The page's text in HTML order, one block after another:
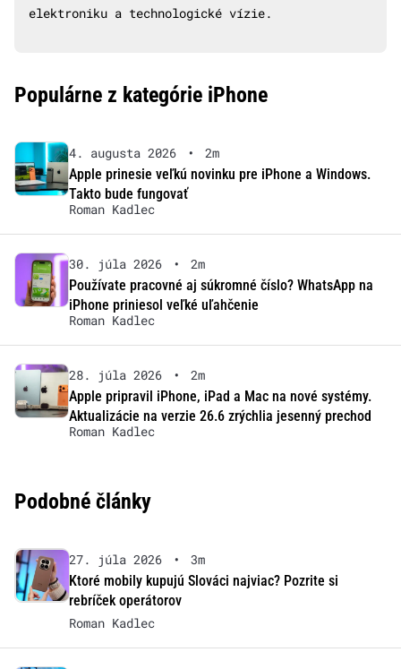
elektroniku a technologické vízie.
Populárne z kategórie iPhone
4. augusta 2026 •
2m
Apple prinesie veľkú novinku pre iPhone a Windows.
Takto bude fungovať
Roman Kadlec
30. júla 2026 •
2m
Používate pracovné aj súkromné číslo? WhatsApp na
iPhone priniesol veľké uľahčenie
Roman Kadlec
28. júla 2026 •
2m
Apple pripravil iPhone, iPad a Mac na nové systémy.
Aktualizácie na verzie 26.6 zrýchlia jesenný prechod
Roman Kadlec
Podobné články
27. júla 2026 •
3m
Ktoré mobily kupujú Slováci najviac? Pozrite si
rebríček operátorov
Roman Kadlec